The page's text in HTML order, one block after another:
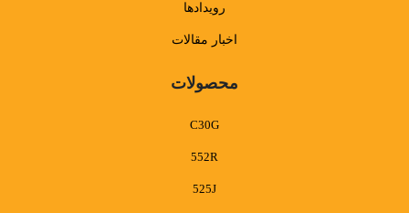
رویدادها
اخبار مقالات
محصولات
C30G
552R
525J